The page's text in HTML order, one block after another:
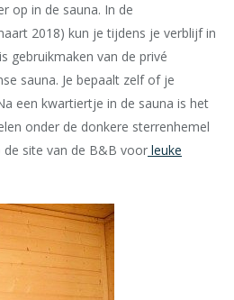
op in de sauna. In de
2018) kun je tijdens je verblijf in
gebruikmaken van de privé
sauna. Je bepaalt zelf of je
een kwartiertje in de sauna is het
onder de donkere sterrenhemel
site van de B&B voor leuke